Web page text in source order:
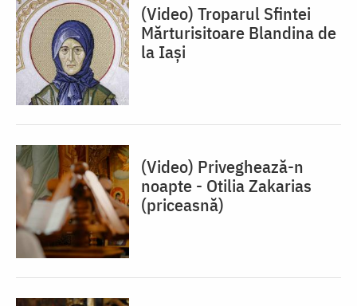
(Video) Troparul Sfintei
Mărturisitoare Blandina de
la Iași
(Video) Priveghează-n
noapte - Otilia Zakarias
(priceasnă)